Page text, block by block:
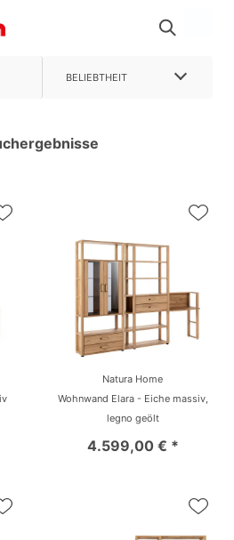
BELIEBTHEIT
Natura Home
Wohnwand Elara - Eiche massiv,
legno geölt
4.599,00 € *